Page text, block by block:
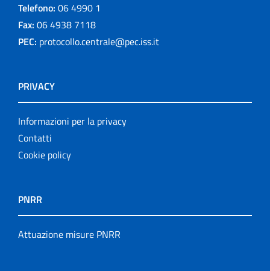
Telefono: 06 4990 1
Fax: 06 4938 7118
PEC: protocollo.centrale@pec.iss.it
PRIVACY
Informazioni per la privacy
Contatti
Cookie policy
PNRR
Attuazione misure PNRR